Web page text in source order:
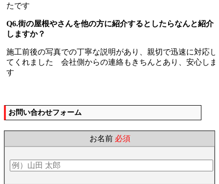
たです
Q6.街の屋根やさんを他の方に紹介するとしたらなんと紹介
しますか？
施工前後の写真での丁寧な説明があり、親切で迅速に対応し
てくれました 会社側からの連絡もきちんとあり、安心しま
す
お問い合わせフォーム
お名前 必須